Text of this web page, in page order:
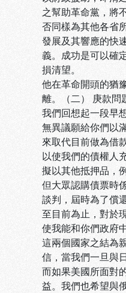
之幫助革命黨，將
否同樣為其他各省
發展及其響應的快
義。成功是可以確
損清望。
他在革命開頭的猶
離。（二） 庚款問
我們回想起一段早
無異議願給你們以
來取代目前做為借
以使我們的債權人
擬以其他抵押品，
但大眾認購債票時
談判，屆時為了償
至目前為止，對於
使我能和你們政府
這兩個國家之結為
信，當我們一旦與
而如果美國所面對
益。我們也希望與